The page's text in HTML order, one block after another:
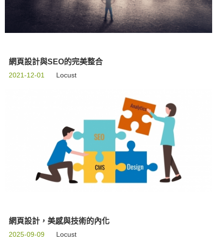
網頁設計與SEO的完美整合
2021-12-01 Locust
網頁設計，美感與技術的內化
2025-09-09 Locust